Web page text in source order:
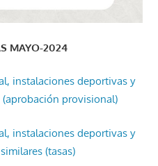
MAYO-2024
instalaciones deportivas y
provisional)
instalaciones deportivas y
(tasas)